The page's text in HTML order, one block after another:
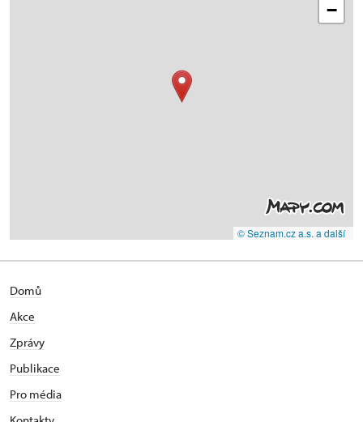
−
© Seznam.cz a.s. a další
Domů
Akce
Zprávy
Publikace
Pro média